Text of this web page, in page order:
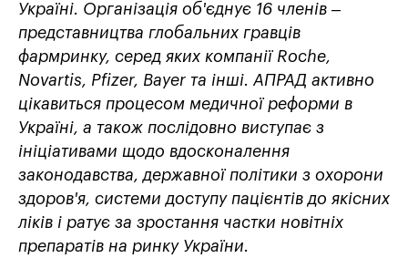
Україні. Організація об'єднує 16 членів –
представництва глобальних гравців
фармринку, серед яких компанії Roche,
Novartis, Pfizer, Bayer та інші. АПРАД активно
цікавиться процесом медичної реформи в
Україні, а також послідовно виступає з
ініціативами щодо вдосконалення
законодавства, державної політики з охорони
здоров'я, системи доступу пацієнтів до якісних
ліків і ратує за зростання частки новітніх
препаратів на ринку України.